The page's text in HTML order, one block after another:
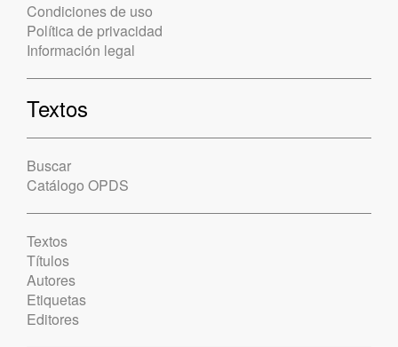
Condiciones de uso
Política de privacidad
Información legal
Textos
Buscar
Catálogo OPDS
Textos
Títulos
Autores
Etiquetas
Editores